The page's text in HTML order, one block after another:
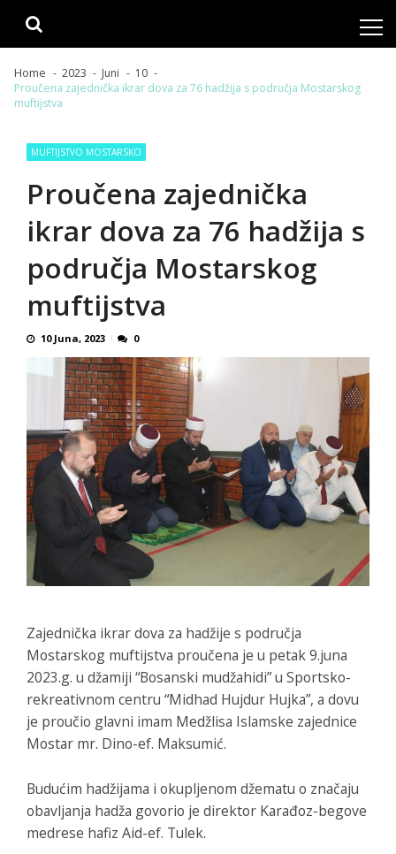
Home 2023 Juni
10
Proučena zajednička ikrar dova za 76 hadžija s područja Mostarskog
muftijstva
MUFTIJSTVO MOSTARSKO
Proučena zajednička
ikrar dova za 76 hadžija s
područja Mostarskog
muftijstva
10 Juna, 2023 0
Zajednička ikrar dova za hadžije s područja
Mostarskog muftijstva proučena je u petak 9.juna
2023.g. u džamiji “Bosanski mudžahidi” u Sportsko-
rekreativnom centru “Midhad Hujdur Hujka”, a dovu
je proučio glavni imam Medžlisa Islamske zajednice
Mostar mr. Dino-ef. Maksumić.
Budućim hadžijama i okupljenom džematu o značaju
obavljanja hadža govorio je direktor Karađoz-begove
medrese hafiz Aid-ef. Tulek.